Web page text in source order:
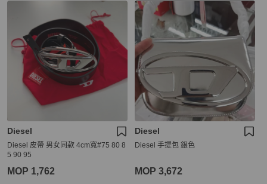
Diesel
Diesel 皮帶 男女同款 4cm寬#75 80 8
5 90 95
MOP 1,762
Diesel
Diesel 手提包 銀色
MOP 3,672